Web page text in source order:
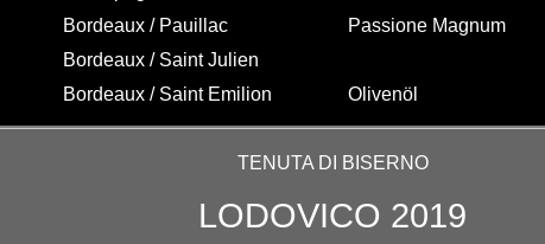
Bordeaux / Pauillac
Bordeaux / Saint Julien
Bordeaux / Saint Emilion
Passione Magnum
Olivenöl
TENUTA DI BISERNO
LODOVICO 2019